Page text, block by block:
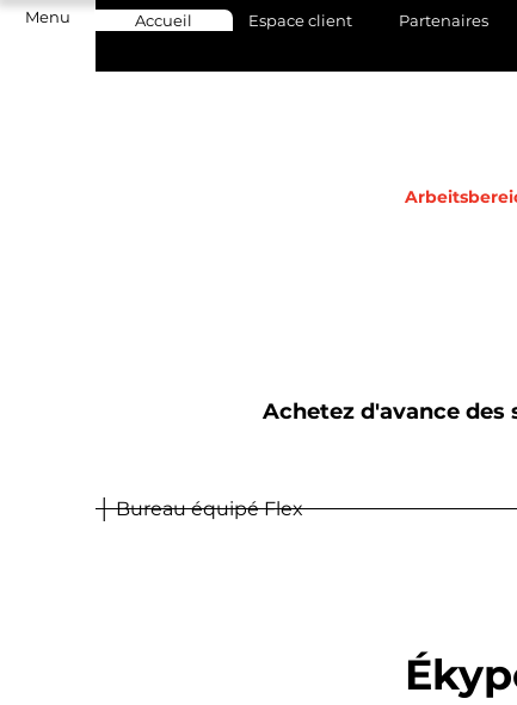
Menu Accueil Espace client Partenaires
Achetez d'avance des
│ Bureau équipé Flex